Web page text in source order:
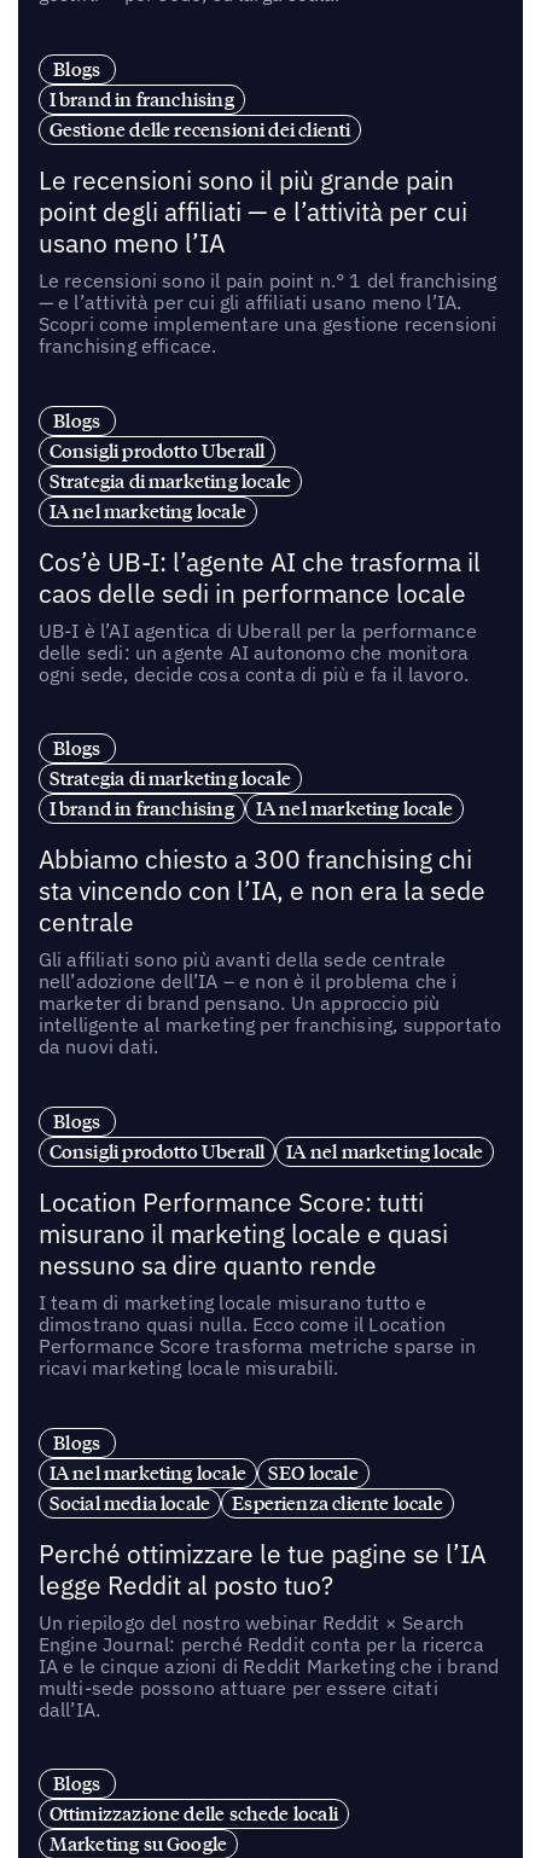
Blogs
I brand in franchising
Gestione delle recensioni dei clienti
Le recensioni sono il più grande pain
point degli affiliati — e l’attività per cui
usano meno l’IA
Le recensioni sono il pain point n.° 1 del franchising
— e l’attività per cui gli affiliati usano meno l’IA.
Scopri come implementare una gestione recensioni
franchising efficace.
Blogs
Consigli prodotto Uberall
Strategia di marketing locale
IA nel marketing locale
Cos’è UB-I: l’agente AI che trasforma il
caos delle sedi in performance locale
UB-I è l’AI agentica di Uberall per la performance
delle sedi: un agente AI autonomo che monitora
ogni sede, decide cosa conta di più e fa il lavoro.
Blogs
Strategia di marketing locale
I brand in franchising
IA nel marketing locale
Abbiamo chiesto a 300 franchising chi
sta vincendo con l’IA, e non era la sede
centrale
Gli affiliati sono più avanti della sede centrale
nell’adozione dell’IA – e non è il problema che i
marketer di brand pensano. Un approccio più
intelligente al marketing per franchising, supportato
da nuovi dati.
Blogs
Consigli prodotto Uberall
IA nel marketing locale
Location Performance Score: tutti
misurano il marketing locale e quasi
nessuno sa dire quanto rende
I team di marketing locale misurano tutto e
dimostrano quasi nulla. Ecco come il Location
Performance Score trasforma metriche sparse in
ricavi marketing locale misurabili.
Blogs
IA nel marketing locale
SEO locale
Social media locale
Esperienza cliente locale
Perché ottimizzare le tue pagine se l’IA
legge Reddit al posto tuo?
Un riepilogo del nostro webinar Reddit × Search
Engine Journal: perché Reddit conta per la ricerca
IA e le cinque azioni di Reddit Marketing che i brand
multi-sede possono attuare per essere citati
dall’IA.
Blogs
Ottimizzazione delle schede locali
Marketing su Google